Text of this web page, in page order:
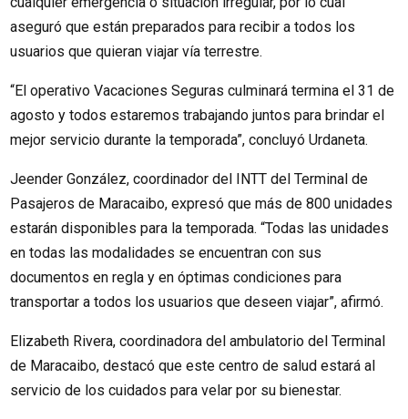
aseguró que están preparados para recibir a todos los
usuarios que quieran viajar vía terrestre.
“El operativo Vacaciones Seguras culminará termina el 31 de
agosto y todos estaremos trabajando juntos para brindar el
mejor servicio durante la temporada”, concluyó Urdaneta.
Jeender González, coordinador del INTT del Terminal de
Pasajeros de Maracaibo, expresó que más de 800 unidades
estarán disponibles para la temporada. “Todas las unidades
en todas las modalidades se encuentran con sus
documentos en regla y en óptimas condiciones para
transportar a todos los usuarios que deseen viajar”, afirmó.
Elizabeth Rivera, coordinadora del ambulatorio del Terminal
de Maracaibo, destacó que este centro de salud estará al
servicio de los cuidados para velar por su bienestar.